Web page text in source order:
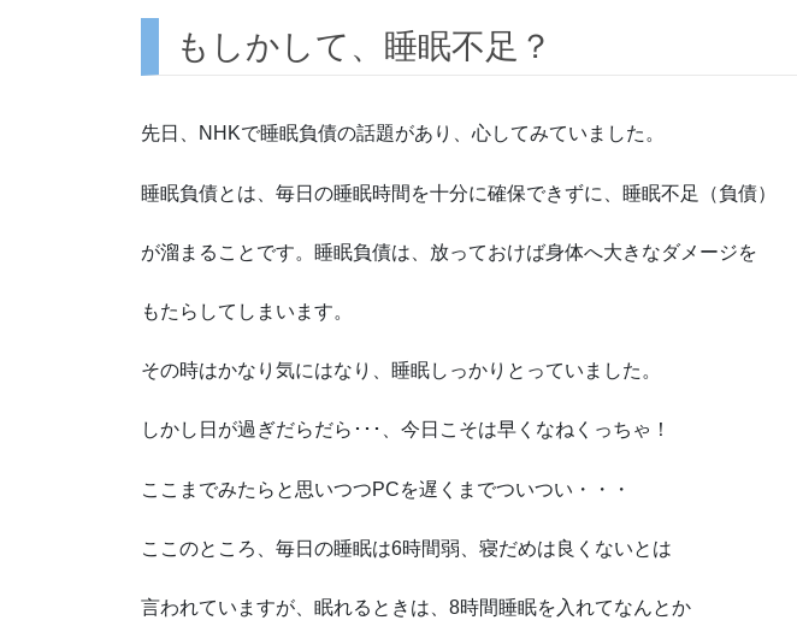
もしかして、睡眠不足？
先日、NHKで睡眠負債の話題があり、心してみていました。
睡眠負債とは、毎日の睡眠時間を十分に確保できずに、睡眠不足（負債）
が溜まることです。睡眠負債は、放っておけば身体へ大きなダメージを
もたらしてしまいます。
その時はかなり気にはなり、睡眠しっかりとっていました。
しかし日が過ぎだらだら･･･、今日こそは早くなねくっちゃ！
ここまでみたらと思いつつPCを遅くまでついつい・・・
ここのところ、毎日の睡眠は6時間弱、寝だめは良くないとは
言われていますが、眠れるときは、8時間睡眠を入れてなんとか